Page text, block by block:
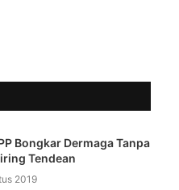
Bongkar Dermaga Tanpa
Tendean
2019